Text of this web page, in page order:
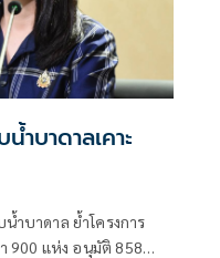
บาดาลเคาะ
ำบาดาล ย้ำโครงการ
900 แห่ง อนุมัติ 858